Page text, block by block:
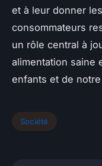
et à leur donner
consommateurs
un rôle central à
alimentation saine
enfants et de
Société